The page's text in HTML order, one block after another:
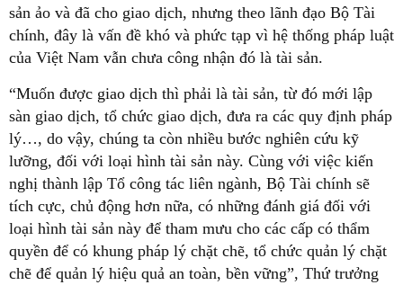
sản ảo và đã cho giao dịch, nhưng theo lãnh đạo Bộ Tài
chính, đây là vấn đề khó và phức tạp vì hệ thống pháp luật
của Việt Nam vẫn chưa công nhận đó là tài sản.
“Muốn được giao dịch thì phải là tài sản, từ đó mới lập
sàn giao dịch, tổ chức giao dịch, đưa ra các quy định pháp
lý…, do vậy, chúng ta còn nhiều bước nghiên cứu kỹ
lưỡng, đối với loại hình tài sản này. Cùng với việc kiến
nghị thành lập Tổ công tác liên ngành, Bộ Tài chính sẽ
tích cực, chủ động hơn nữa, có những đánh giá đối với
loại hình tài sản này để tham mưu cho các cấp có thẩm
quyền để có khung pháp lý chặt chẽ, tổ chức quản lý chặt
chẽ để quản lý hiệu quả an toàn, bền vững”, Thứ trưởng